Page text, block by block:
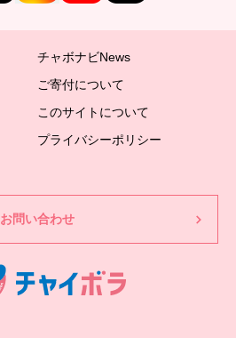
チャボナビNews
ご寄付について
このサイトについて
プライバシーポリシー
お問い合わせ